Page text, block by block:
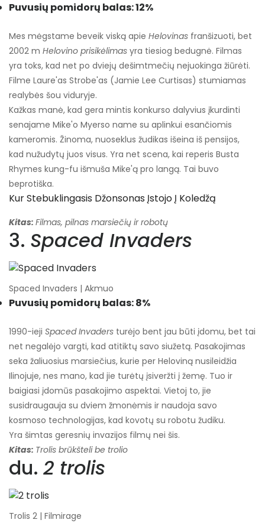
Puvusių pomidorų balas: 12%
Mes mėgstame beveik viską apie Helovinas franšizuoti, bet
2002 m Helovino prisikėlimas yra tiesiog bedugnė. Filmas
yra toks, kad net po dviejų dešimtmečių nejuokinga žiūrėti.
Filme Laure'as Strobe'as (Jamie Lee Curtisas) stumiamas
realybės šou viduryje.
Kažkas manė, kad gera mintis konkurso dalyvius įkurdinti
senajame Mike'o Myerso name su aplinkui esančiomis
kameromis. Žinoma, nuoseklus žudikas išeina iš pensijos,
kad nužudytų juos visus. Yra net scena, kai reperis Busta
Rhymes kung-fu išmuša Mike'ą pro langą. Tai buvo
beprotiška.
Kur Stebuklingasis Džonsonas Įstojo Į Koledžą
Kitas: Filmas, pilnas marsiečių ir robotų
3. Spaced Invaders
Spaced Invaders | Akmuo
Puvusių pomidorų balas: 8%
1990-ieji Spaced Invaders turėjo bent jau būti įdomu, bet tai
net negalėjo vargti, kad atitiktų savo siužetą. Pasakojimas
seka žaliuosius marsiečius, kurie per Heloviną nusileidžia
Ilinojuje, nes mano, kad jie turėtų įsiveržti į žemę. Tuo ir
baigiasi įdomūs pasakojimo aspektai. Vietoj to, jie
susidraugauja su dviem žmonėmis ir naudoja savo
kosmoso technologijas, kad kovotų su robotu žudiku.
Yra šimtas geresnių invazijos filmų nei šis.
Kitas: Trolis brūkšteli be trolio
du. 2 trolis
Trolis 2 | Filmirage